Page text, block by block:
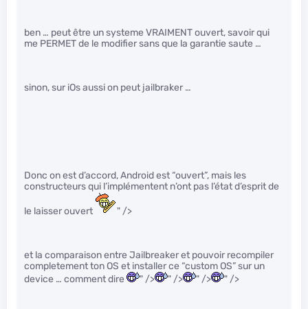
ben … peut être un systeme VRAIMENT ouvert, savoir qui
me PERMET de le modifier sans que la garantie saute …
sinon, sur iOs aussi on peut jailbraker …
Donc on est d’accord, Android est “ouvert”, mais les
constructeurs qui l’implémentent n’ont pas l’état d’esprit de
le laisser ouvert " />
et la comparaison entre Jailbreaker et pouvoir recompiler
completement ton OS et installer ce “custom OS” sur un
device … comment dire
" /> " /> " /> " />